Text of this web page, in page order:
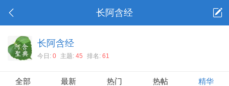
长阿含经
长阿含经
今日: 0 主题: 45 排名: 61
全部 最新 热门 热帖 精华